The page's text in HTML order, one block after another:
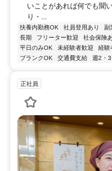
いことがあれば何でも聞
り・...
扶養内勤務OK 社員登用あり 副
長期
フリーター歓迎 社会保険
平日のみOK
未経験者歓迎 経験
ブランクOK
交通費支給 週2・
正社員